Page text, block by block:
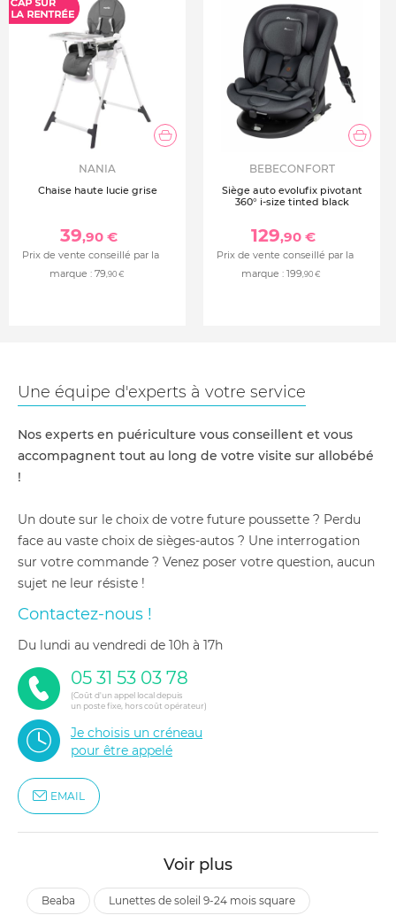
NANIA
Chaise haute lucie grise
39,90 €
Prix de vente conseillé par la
marque : 79 ,90 €
BEBECONFORT
Siège auto evolufix pivotant
360° i-size tinted black
129,90 €
Prix de vente conseillé par la
marque : 199 ,90 €
Une équipe d'experts à votre service
Nos experts en puériculture vous conseillent et vous
accompagnent tout au long de votre visite sur allobébé
!
Un doute sur le choix de votre future poussette ? Perdu
face au vaste choix de sièges-autos ? Une interrogation
sur votre commande ? Venez poser votre question, aucun
sujet ne leur résiste !
Contactez-nous !
du lundi au vendredi de 10h à 17h
05 31 53 03 78
(Coût d'un appel local depuis
un poste fixe, hors coût opérateur)
Je choisis un créneau
pour être appelé
EMAIL
Voir plus
beaba lunettes de soleil 9-24 mois square